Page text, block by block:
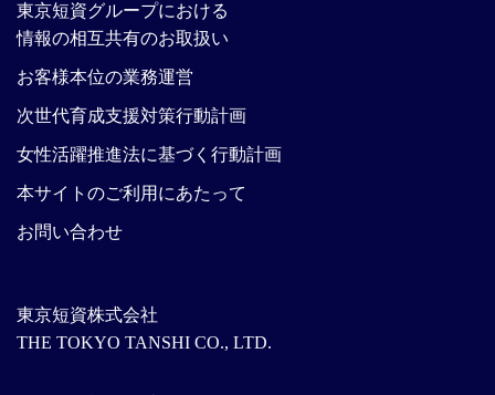
東京短資株式会社
THE TOKYO TANSHI CO., LTD.
東京短資グループにおける
情報の相互共有のお取扱い
お客様本位の業務運営
次世代育成支援対策行動計画
女性活躍推進法に基づく行動計画
本サイトのご利用にあたって
お問い合わせ